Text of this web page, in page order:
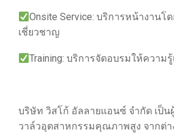
Onsite Service: บริการหน้างานโ
เชี่ยวชาญ
Training: บริการจัดอบรมให้ความ
บริษัท วิสโก้ อัลลายแอนซ์ จำกัด เป็น
วาล์วอุตสาหกรรมคุณภาพสูง จากต่า